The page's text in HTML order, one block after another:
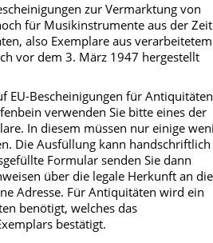
zur Vermarktung von
für Musikinstrumente aus der
also Exemplare aus verarbeitetem
vor dem 3. März 1947 hergestellt
EU-Bescheinigungen für
verwenden Sie bitte eines der
In diesem müssen nur einige
Die Ausfüllung kann
Formular senden Sie dann
über die legale Herkunft an
Adresse. Für Antiquitäten wird ein
benötigt, welches das
bestätigt.